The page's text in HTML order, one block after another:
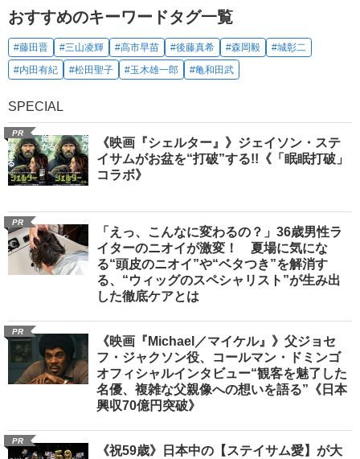
おすすめのキーワードタグ一覧
#藤田晋 #三山凌輝 #高市早苗 #後藤真希 #森岡毅
#城彰二
#内田有紀
#松田聖子 #玉木雄一郎 #亀和田武
SPECIAL
PR
《映画『シェルター』》ジェイソン・ステ
イサムがお盆を“打破”する!!《「眠眠打破」
コラボ》
PR
「えっ、こんなに変わるの？」36歳男性ラ
イターのニオイが激変！ 夏場に気にな
る“頭皮のニオイ”や“ベタつき”を解消す
る、“ウィッグのスペシャリスト”が生み出
した徹底ケアとは
PR
《映画『Michael／マイケル』》父ジョセ
フ・ジャクソン役、コールマン・ドミンゴ
オフィシャルインタビュー“観客を魅了した
名優、複雑な父親像への想いを語る”《日本
興収70億円突破》
PR
《祝59歳》日本中の【ステイサム愛】が大